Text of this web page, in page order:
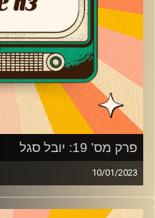
קרדיט תמונות:
AudioVersity
פרק מס' 19: יובל סגל
10/01/2023
צח שמעון מארח את השחקן,